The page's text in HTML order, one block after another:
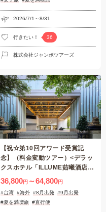
2026/7/1～8/31
行きたい！ 36
株式会社ジャンボツアーズ
【祝☆第10回アワード受賞記
念】（料金変動ツアー）<デラッ
クスホテル「ILLUME茹曦酒店
>【往復航空券+デラックスホテ
ル2泊（朝食付）】台湾・台北3
日間♪◎Peachで行く！台湾フリ
ープラン♪
36,800円～64,800円
#台湾 #海外 #8月出発 #9月出発
#夏を満喫旅 #直行便